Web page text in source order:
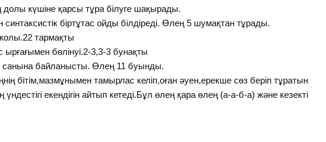
күшіне қарсы тұра білуге шақырады.
біртұтас ойды білдіреді. Өлең 5 шумақтан тұрады.
тармақты
ырғағымен бөлінуі.2-3,3-3 бунақты
байланысты. Өлең 11 буынды.
бітім,мазмұнымен тамырлас келіп,оған әуен,ерекше сөз беріп тұратын
екендігін айтып кетеді.Бұл өлең қара өлең (а-а-б-а) және кезекті